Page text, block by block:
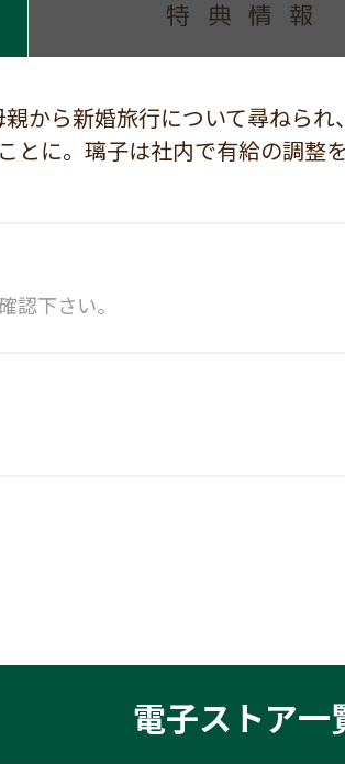
特典情報
から新婚旅行について尋ねら
とに。璃子は社内で有給の調整
下さい。
電子ストア一